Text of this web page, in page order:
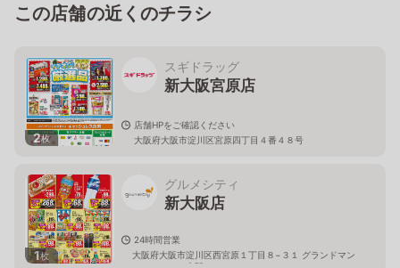
この店舗の近くのチラシ
2枚
スギドラッグ
新大阪宮原店
店舗HPをご確認ください
大阪府大阪市淀川区宮原四丁目４番４８号
1枚
グルメシティ
新大阪店
24時間営業
大阪府大阪市淀川区西宮原１丁目８−３１ グランドマン